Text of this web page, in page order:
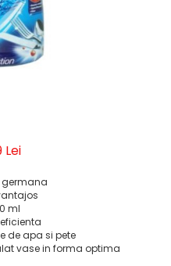
Lei
ml
de apa si pete
vase in forma optima